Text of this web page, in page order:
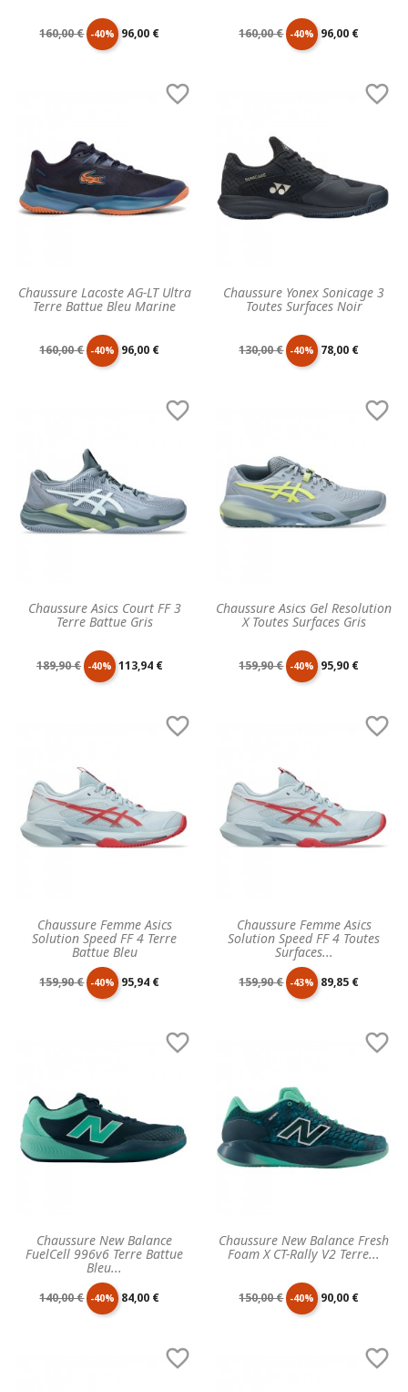
Prix
160,00 € -40% Prix
96,00 € Prix
160,00 € -40% Prix
96,00 €
Chaussure Lacoste AG-LT Ultra
Terre Battue Bleu Marine

Prix
160,00 € -40% Prix
96,00 €
Chaussure Yonex Sonicage 3
Toutes Surfaces Noir

Prix
130,00 € -40% Prix
78,00 €
Chaussure Asics Court FF 3
Terre Battue Gris

Prix
189,90 € -40% Prix
113,94 €
Chaussure Asics Gel Resolution
X Toutes Surfaces Gris

Prix
159,90 € -40% Prix
95,90 €
Chaussure Femme Asics
Solution Speed FF 4 Terre
Battue Bleu

Prix
159,90 € -40% Prix
95,94 €
Chaussure Femme Asics
Solution Speed FF 4 Toutes
Surfaces...

Prix
159,90 € -43% Prix
89,85 €
Chaussure New Balance
FuelCell 996v6 Terre Battue
Bleu...

Prix
140,00 € -40% Prix
84,00 €
Chaussure New Balance Fresh
Foam X CT-Rally V2 Terre...

Prix
150,00 € -40% Prix
90,00 €
 